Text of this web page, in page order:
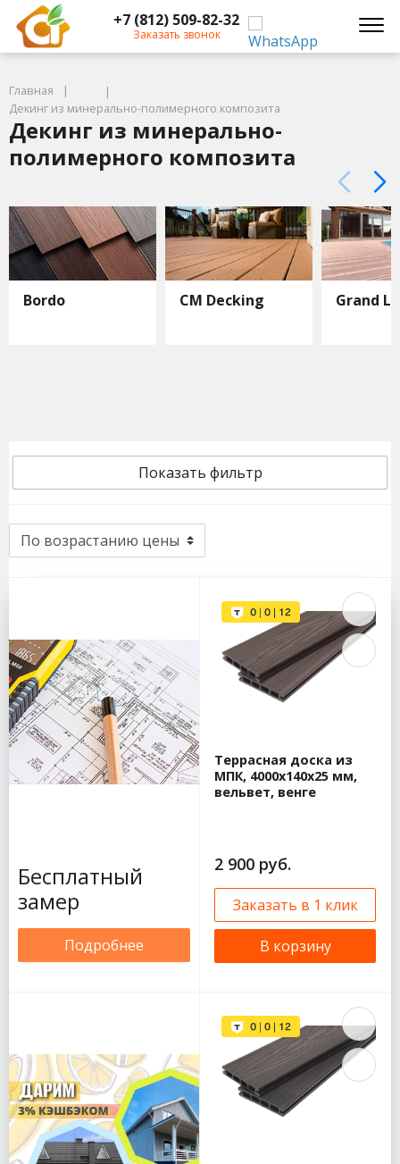
+7 (812) 509-82-32
Заказать звонок
Главная
Декинг из минерально-полимерного композита
Декинг из минерально-
полимерного композита
Bordo CM Decking Grand
Показать фильтр
Бесплатный
замер
Подробнее
Террасная доска из
МПК, 4000x140x25 мм,
вельвет, венге
2 900 руб.
Заказать в 1 клик
В корзину